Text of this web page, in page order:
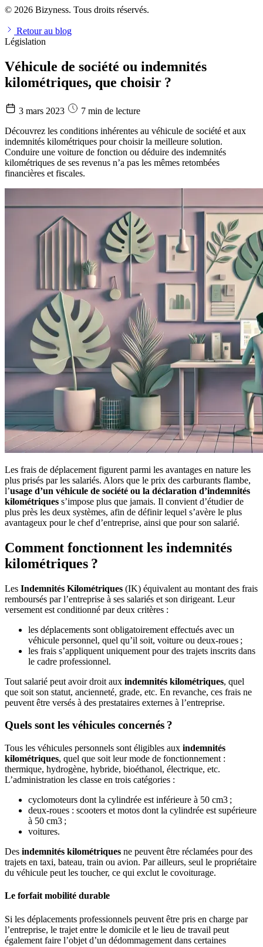
© 2026 Bizyness. Tous droits réservés.
Retour au blog
Législation
Véhicule de société ou indemnités
kilométriques, que choisir ?
3 mars 2023
7 min de lecture
Découvrez les conditions inhérentes au véhicule de société et aux
indemnités kilométriques pour choisir la meilleure solution.
Conduire une voiture de fonction ou déduire des indemnités
kilométriques de ses revenus n’a pas les mêmes retombées
financières et fiscales.
Les frais de déplacement figurent parmi les avantages en nature les
plus prisés par les salariés. Alors que le prix des carburants flambe,
l’usage d’un véhicule de société ou la déclaration d’indemnités
kilométriques s’impose plus que jamais. Il convient d’étudier de
plus près les deux systèmes, afin de définir lequel s’avère le plus
avantageux pour le chef d’entreprise, ainsi que pour son salarié.
Comment fonctionnent les indemnités
kilométriques ?
Les Indemnités Kilométriques (IK) équivalent au montant des frais
remboursés par l’entreprise à ses salariés et son dirigeant. Leur
versement est conditionné par deux critères :
les déplacements sont obligatoirement effectués avec un
véhicule personnel, quel qu’il soit, voiture ou deux-roues ;
les frais s’appliquent uniquement pour des trajets inscrits dans
le cadre professionnel.
Tout salarié peut avoir droit aux indemnités kilométriques, quel
que soit son statut, ancienneté, grade, etc. En revanche, ces frais ne
peuvent être versés à des prestataires externes à l’entreprise.
Quels sont les véhicules concernés ?
Tous les véhicules personnels sont éligibles aux indemnités
kilométriques, quel que soit leur mode de fonctionnement :
thermique, hydrogène, hybride, bioéthanol, électrique, etc.
L’administration les classe en trois catégories :
cyclomoteurs dont la cylindrée est inférieure à 50 cm3 ;
deux-roues : scooters et motos dont la cylindrée est supérieure
à 50 cm3 ;
voitures.
Des indemnités kilométriques ne peuvent être réclamées pour des
trajets en taxi, bateau, train ou avion. Par ailleurs, seul le propriétaire
du véhicule peut les toucher, ce qui exclut le covoiturage.
Le forfait mobilité durable
Si les déplacements professionnels peuvent être pris en charge par
l’entreprise, le trajet entre le domicile et le lieu de travail peut
également faire l’objet d’un dédommagement dans certaines